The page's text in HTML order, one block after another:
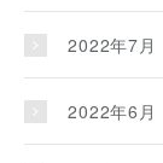
2022年7月
2022年6月